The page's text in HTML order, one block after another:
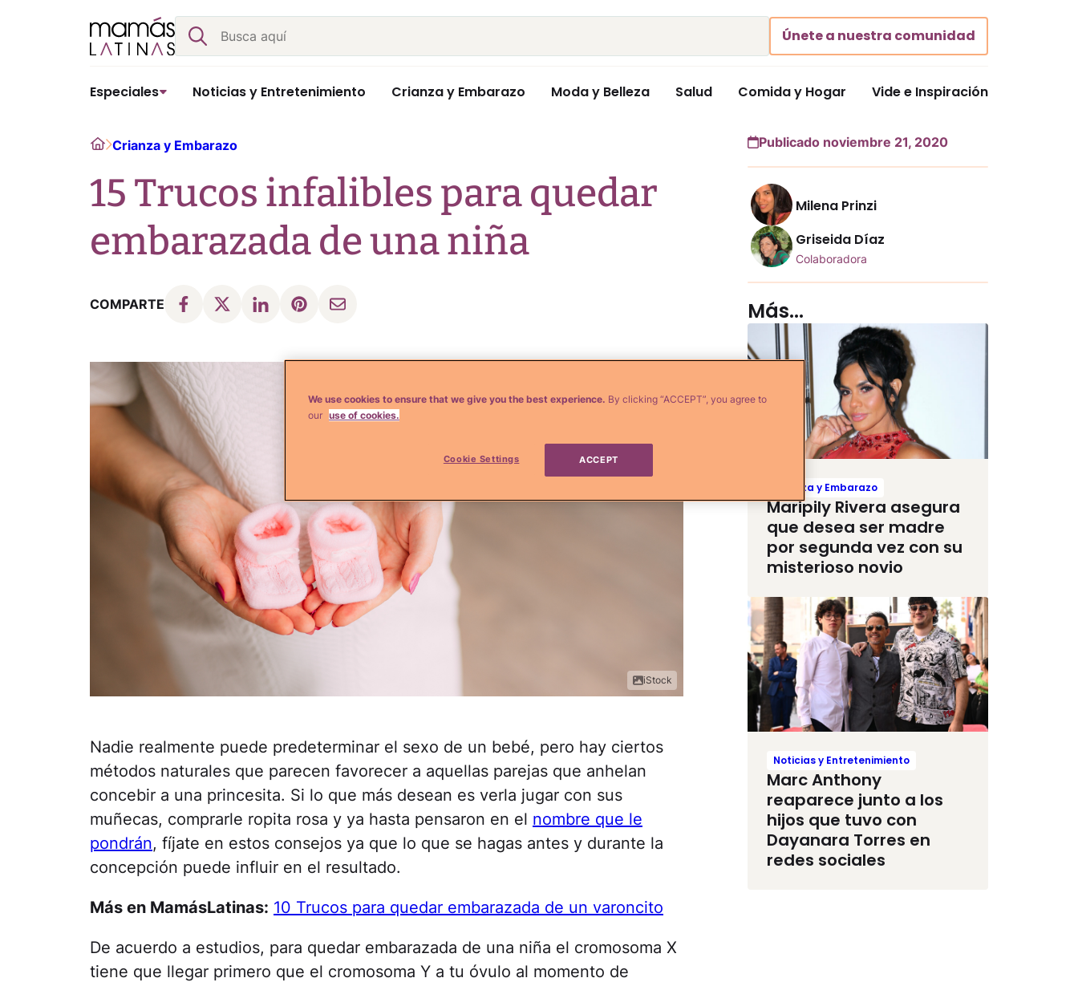
Buscar
Únete a nuestra comunidad
Especiales Noticias y Entretenimiento Crianza y Embarazo Moda y Belleza Salud Comida y Hogar Vide e Inspiración
HomeCrianza y Embarazo
15 Trucos infalibles para quedar
embarazada de una niña
COMPARTE
iStock
Nadie realmente puede predeterminar el sexo de un bebé, pero hay ciertos
métodos naturales que parecen favorecer a aquellas parejas que anhelan
concebir a una princesita. Si lo que más desean es verla jugar con sus
muñecas, comprarle ropita rosa y ya hasta pensaron en el nombre que le
pondrán, fíjate en estos consejos ya que lo que se hagas antes y durante la
concepción puede influir en el resultado.
Más en MamásLatinas: 10 Trucos para quedar embarazada de un varoncito
De acuerdo a estudios, para quedar embarazada de una niña el cromosoma X
tiene que llegar primero que el cromosoma Y a tu óvulo al momento de
Publicado noviembre 21, 2020
Milena Prinzi
Griseida Díaz
Colaboradora
Más...
Crianza y Embarazo
Maripily Rivera asegura
que desea ser madre
por segunda vez con su
misterioso novio
Noticias y Entretenimiento
Marc Anthony
reaparece junto a los
hijos que tuvo con
Dayanara Torres en
redes sociales
We use cookies to ensure that we give you the best experience. By clicking “ACCEPT”, you agree to
our use of cookies.
Cookie Settings ACCEPT